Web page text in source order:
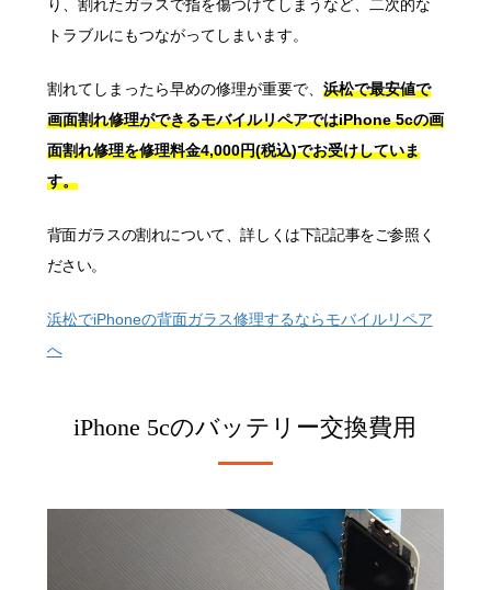
り、割れたガラスで指を傷つけてしまうなど、二次的な
トラブルにもつながってしまいます。
割れてしまったら早めの修理が重要で、 浜松で最安値で
画面割れ修理ができるモバイルリペアではiPhone 5cの画
面割れ修理を修理料金4,000円(税込)でお受けしていま
す。
背面ガラスの割れについて、詳しくは下記記事をご参照く
ださい。
浜松でiPhoneの背面ガラス修理するならモバイルリペア
へ
iPhone 5cのバッテリー交換費用